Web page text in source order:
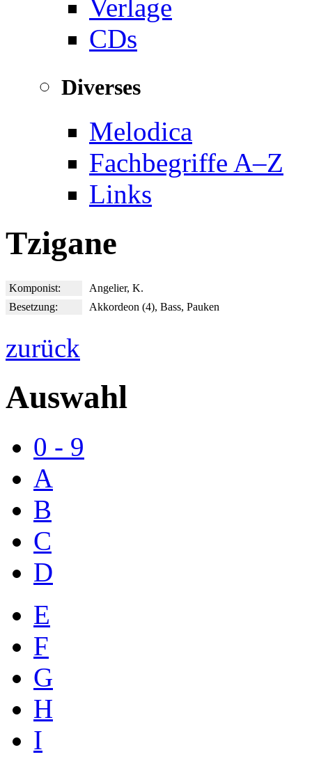
Verlage
CDs
Diverses
Melodica
Fachbegriffe A–Z
Links
Tzigane
Komponist:
Angelier, K.
Besetzung:
Akkordeon (4), Bass, Pauken
zurück
Auswahl
0 - 9
A
B
C
D
E
F
G
H
I